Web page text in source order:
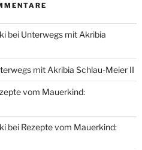
bei Unterwegs mit Akribia
mit Akribia Schlau-Meier II
vom Mauerkind:
bei Rezepte vom Mauerkind: